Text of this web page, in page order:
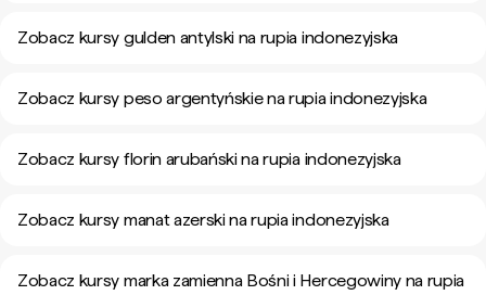
Zobacz kursy gulden antylski na rupia indonezyjska
Zobacz kursy peso argentyńskie na rupia indonezyjska
Zobacz kursy florin arubański na rupia indonezyjska
Zobacz kursy manat azerski na rupia indonezyjska
Zobacz kursy marka zamienna Bośni i Hercegowiny na rupia